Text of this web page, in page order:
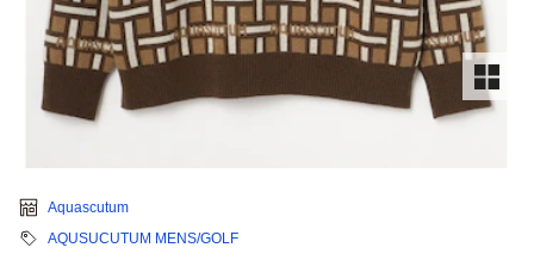
Aquascutum
AQUSUCUTUM MENS/GOLF